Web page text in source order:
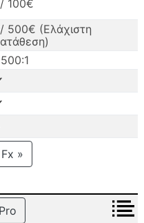
100€
500€ (Ελάχιστη
»